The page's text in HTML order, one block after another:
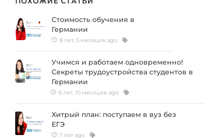
Стоимость обучения в
Германии
8 лет, 5 месяцев ago
Учимся и работаем одновременно!
Секреты трудоустройства студентов в
Германии
6 лет, 10 месяцев ago
Хитрый план: поступаем в вуз без
ЕГЭ
7 лет ago